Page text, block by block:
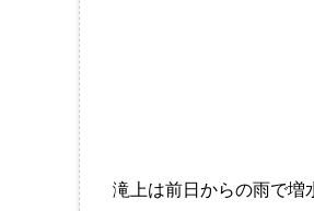
滝上は前日からの雨で増